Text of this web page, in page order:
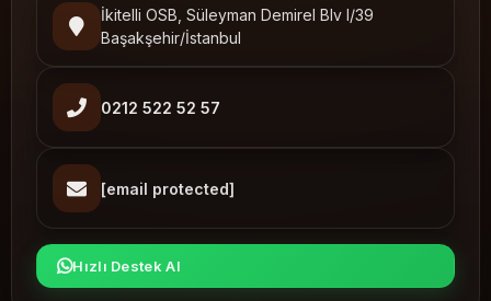
İkitelli OSB, Süleyman Demirel Blv I/39
Başakşehir/İstanbul
0212 522 52 57
[email protected]
Hızlı Destek Al